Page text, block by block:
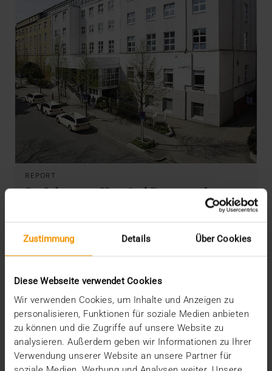
Zustimmung Details Über Cookies
Diese Webseite verwendet Cookies
Wir verwenden Cookies, um Inhalte und Anzeigen zu
personalisieren, Funktionen für soziale Medien anbieten
zu können und die Zugriffe auf unsere Website zu
analysieren. Außerdem geben wir Informationen zu Ihrer
Verwendung unserer Website an unsere Partner für
REPORT
St.-Johannes-Hospital Dortmund
Nach zehn Jahren im Einsatz haben IT-Systeme
ihren Zenit in der Regel weit überschritten und…
VISUS HEALTH IT
MEHR ERFAHREN